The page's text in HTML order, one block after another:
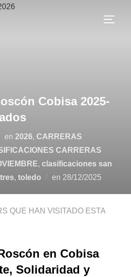
Cobisa 2025-
en 2026, CARRERAS
CARRERAS
, clasificaciones san
, toledo en 28/12/2025
QUE HAN VISITADO ESTA
en Cobisa
Solidaridad y